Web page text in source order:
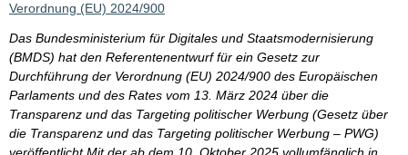
Verordnung (EU) 2024/900
Das Bundesministerium für Digitales und Staatsmodernisierung
(BMDS) hat den Referentenentwurf für ein Gesetz zur
Durchführung der Verordnung (EU) 2024/900 des Europäischen
Parlaments und des Rates vom 13. März 2024 über die
Transparenz und das Targeting politischer Werbung (Gesetz über
die Transparenz und das Targeting politischer Werbung – PWG)